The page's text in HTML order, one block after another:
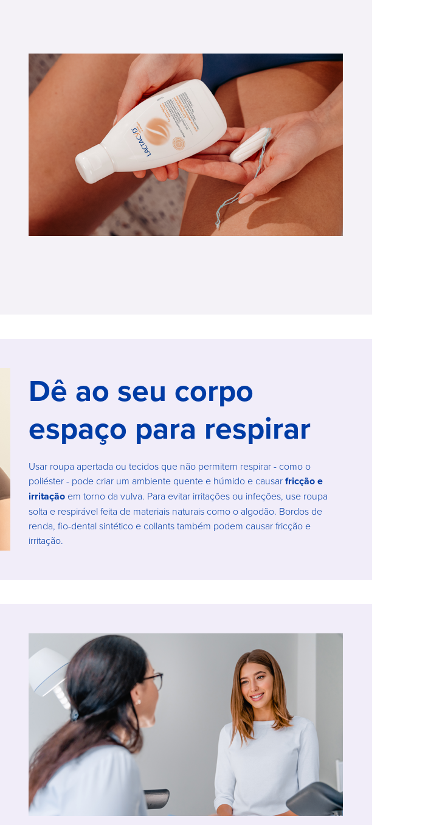
Dê ao seu corpo
espaço para respirar
Usar roupa apertada ou tecidos que não permitem respirar - como o
poliéster - pode criar um ambiente quente e húmido e causarfricção e
irritaçãoem torno da vulva. Para evitar irritações ou infeções, use roupa
solta e respirável feita de materiais naturais como o algodão. Bordos de
renda, fio-dental sintético e collants também podem causar fricção e
irritação.